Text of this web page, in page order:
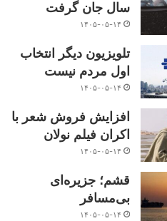
سال جان گرفت
۱۴۰۵-۰۵-۱۴
تلویزیون دیگر انتخاب
اول مردم نیست
۱۴۰۵-۰۵-۱۴
افزایش فروش شعر با
اکران فیلم نولان
۱۴۰۵-۰۵-۱۴
قشم؛ جزیره‌ای
بی‌مسافر
۱۴۰۵-۰۵-۱۴